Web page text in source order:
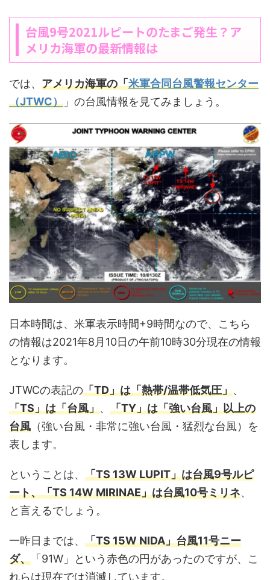
台風9号2021ルピートのたまご発生？ア
メリカ海軍の最新情報は
では、 アメリカ海軍の「米軍合同台風警報センター
（JTWC） 」の台風情報を見てみましょう。
日本時間は、米軍表示時間+9時間なので、こちら
の情報は2021年8月10日の午前10時30分現在の情報
となります。
JTWCの表記の「TD」は「熱帯/温帯低気圧」、
「TS」は「台風」、 「TY」は「強い台風」以上の
台風 （強い台風・非常に強い台風・猛烈な台風）を
表します。
ということは、 「TS 13W LUPIT」は台風9号ルピ
ート、「TS 14W MIRINAE」は台風10号ミリネ、
と言えるでしょう。
一昨日までは、 「TS 15W NIDA」台風11号ニー
ダ、 「91W」という赤色の円があったのですが、こ
れらは現在では消滅しています。